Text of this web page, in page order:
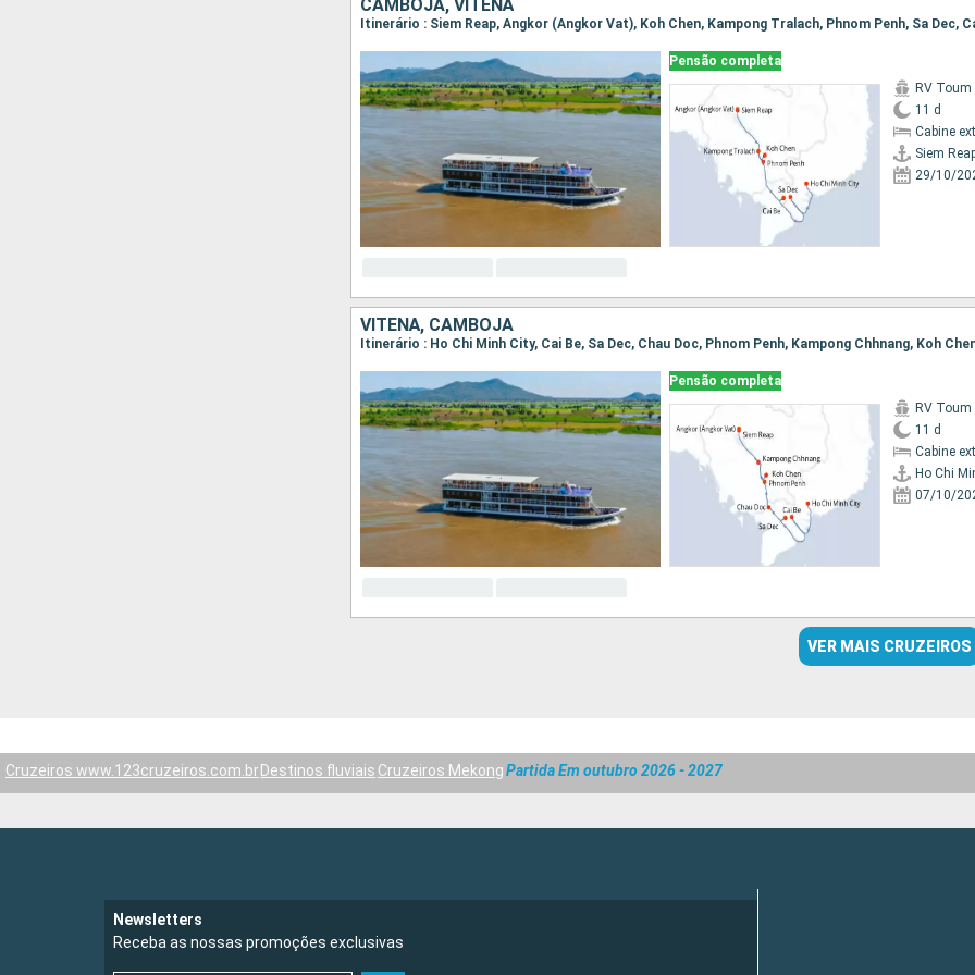
CAMBOJA, VITENÃ
Pensão completa
RV
11 d
Cabine
Siem
29/10/
VITENÃ, CAMBOJA
Pensão completa
RV
11 d
Cabine
Ho Chi
07/10/
VER MAIS CRUZEIROS
Cruzeiros www.123cruzeiros.com.br Destinos fluviais Cruzeiros MekongPartida Em outubro 2026 - 2027
Newsletters
Receba as nossas promoções exclusivas